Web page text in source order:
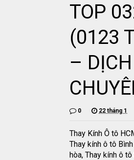
TOP
(0123
–
0 22 tháng 1
Thay Kính Ô tô
Thay kính ô tô
hòa, Thay kính ô